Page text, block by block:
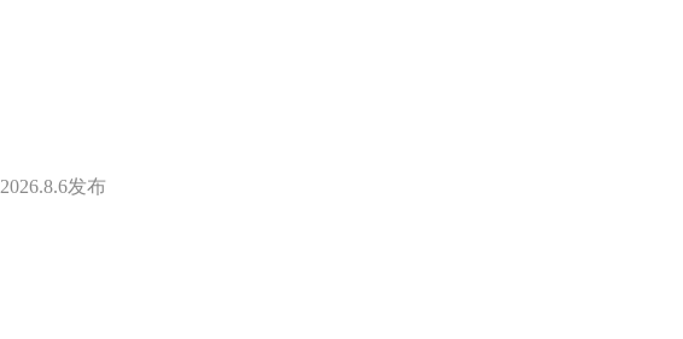
2026.8.6发布